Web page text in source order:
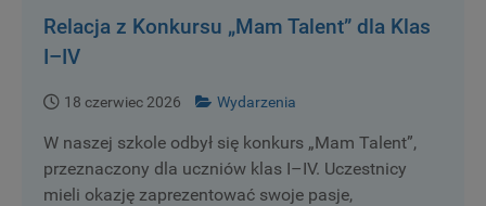
Relacja z Konkursu „Mam Talent” dla Klas
I–IV
18 czerwiec 2026 Wydarzenia
W naszej szkole odbył się konkurs „Mam Talent”,
przeznaczony dla uczniów klas I–IV. Uczestnicy
mieli okazję zaprezentować swoje pasje,